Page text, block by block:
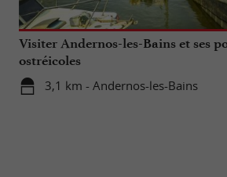
Visiter Andernos-les-Bains et ses
ostréicoles
3,1 km - Andernos-les-Bains